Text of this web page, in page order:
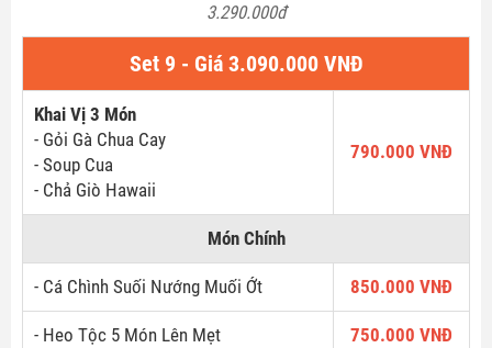
3.290.000đ
Set 9 - Giá 3.090.000 VNĐ
Khai Vị 3 Món
- Gỏi Gà Chua Cay
- Soup Cua
- Chả Giò Hawaii
790.000 VNĐ
Món Chính
- Cá Chình Suối Nướng Muối Ớt 850.000 VNĐ
- Heo Tộc 5 Món Lên Mẹt 750.000 VNĐ